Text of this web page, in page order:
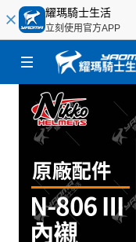
耀瑪騎士生活
立刻使用官方APP